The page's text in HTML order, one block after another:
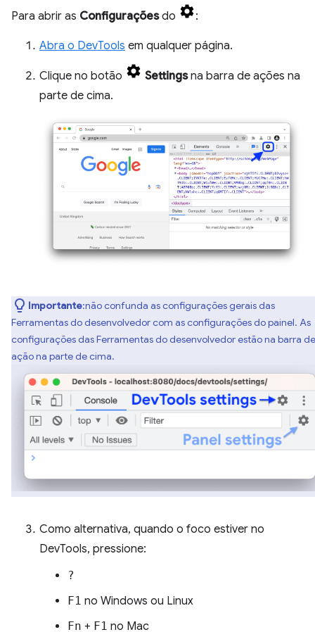
Para abrir as Configuraçõesdo :
Abra o DevTools em qualquer página.
Clique no botão Settingsna barra de ações na
parte de cima.
Importante:não confunda as configurações gerais das
Ferramentas do desenvolvedor com as configurações do painel. As
configurações das Ferramentas do desenvolvedor estão na barra de
ação na parte de cima.
Como alternativa, quando o foco estiver no
DevTools, pressione:
?
F1 no Windows ou Linux
Fn + F1 no Mac